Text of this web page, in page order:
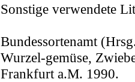
Sonstige verwendete
Bundessortenamt
Wurzel-gemüse,
Frankfurt a.M. 1990.